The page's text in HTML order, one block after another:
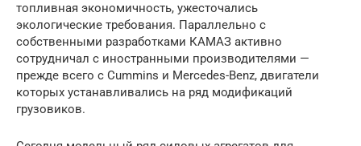
топливная экономичность, ужесточались
экологические требования. Параллельно с
собственными разработками КАМАЗ активно
сотрудничал с иностранными производителями —
прежде всего с Cummins и Mercedes-Benz, двигатели
которых устанавливались на ряд модификаций
грузовиков.